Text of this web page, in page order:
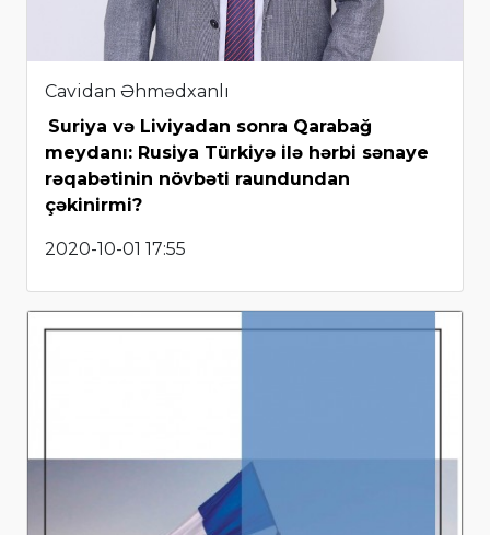
Cavidan Əhmədxanlı
Suriya və Liviyadan sonra Qarabağ
meydanı: Rusiya Türkiyə ilə hərbi sənaye
rəqabətinin növbəti raundundan
çəkinirmi?
2020-10-01 17:55